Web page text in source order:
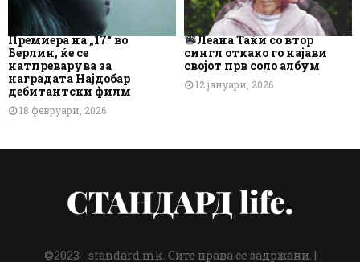
Премиера на „17“ во
Берлин, ќе се
натпреварува за
наградата Најдобар
дебитантски филм
18 февруари, 2026
Леана Таќи со втор
сингл откако го најави
својот прв соло албум
12 јануари, 2026
©2023 - standard.mk. Сите права се задржани. |